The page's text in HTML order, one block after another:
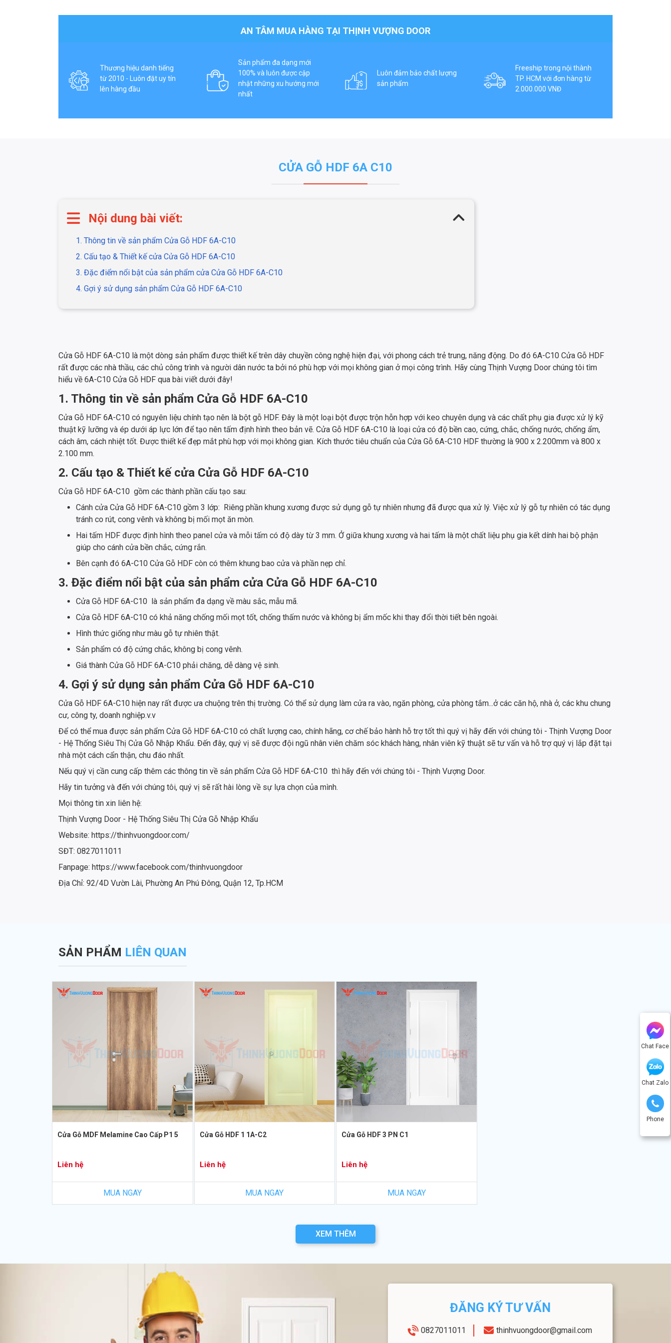
Chat Face
Chat Zalo
Phone
AN TÂM MUA HÀNG TẠI THỊNH VƯỢNG DOOR
Thương hiệu danh tiếng
từ 2010 - Luôn đặt uy tín
lên hàng đầu
Sản phẩm đa dạng mới
100% và luôn được cập
nhật những xu hướng mới
nhất
Luôn đảm bảo chất lượng
sản phẩm
Freeship trong nội thành
TP. HCM với đơn hàng từ
2.000.000 VNĐ
CỬA GỖ HDF 6A C10
Nội dung bài viết:
1. Thông tin về sản phẩm Cửa Gỗ HDF 6A-C10
2. Cấu tạo & Thiết kế cửa Cửa Gỗ HDF 6A-C10
3. Đặc điểm nổi bật của sản phẩm cửa Cửa Gỗ HDF 6A-C10
4. Gợi ý sử dụng sản phẩm Cửa Gỗ HDF 6A-C10
Cửa Gỗ HDF 6A-C10 là một dòng sản phẩm được thiết kế trên dây chuyền công nghệ hiện đại, với phong cách trẻ trung, năng động. Do đó 6A-C10 Cửa Gỗ HDF
rất được các nhà thầu, các chủ công trình và người dân nước ta bởi nó phù hợp với mọi không gian ở mọi công trình. Hãy cùng Thịnh Vượng Door chúng tôi tìm
hiểu về 6A-C10 Cửa Gỗ HDF qua bài viết dưới đây!
1. Thông tin về sản phẩm Cửa Gỗ HDF 6A-C10
Cửa Gỗ HDF 6A-C10 có nguyên liệu chính tạo nên là bột gỗ HDF. Đây là một loại bột được trộn hỗn hợp với keo chuyên dụng và các chất phụ gia được xử lý kỹ
thuật kỹ lưỡng và ép dưới áp lực lớn để tạo nên tấm định hình theo bản vẽ. Cửa Gỗ HDF 6A-C10 là loại cửa có độ bền cao, cứng, chắc, chống nước, chống ẩm,
cách âm, cách nhiệt tốt. Được thiết kế đẹp mắt phù hợp với mọi không gian. Kích thước tiêu chuẩn của Cửa Gỗ 6A-C10 HDF thường là 900 x 2.200mm và 800 x
2.100 mm.
2. Cấu tạo & Thiết kế cửa Cửa Gỗ HDF 6A-C10
Cửa Gỗ HDF 6A-C10 gồm các thành phần cấu tạo sau:
Cánh cửa Cửa Gỗ HDF 6A-C10 gồm 3 lớp: Riêng phần khung xương được sử dụng gỗ tự nhiên nhưng đã được qua xử lý. Việc xử lý gỗ tự nhiên có tác dụng
tránh co rút, cong vênh và không bị mối mọt ăn mòn.
Hai tấm HDF được định hình theo panel cửa và mỗi tấm có độ dày từ 3 mm. Ở giữa khung xương và hai tấm là một chất liệu phụ gia kết dính hai bộ phận
giúp cho cánh cửa bền chắc, cứng rắn.
Bên cạnh đó 6A-C10 Cửa Gỗ HDF còn có thêm khung bao cửa và phần nẹp chỉ.
3. Đặc điểm nổi bật của sản phẩm cửa Cửa Gỗ HDF 6A-C10
Cửa Gỗ HDF 6A-C10 là sản phẩm đa dạng về màu sắc, mẫu mã.
Cửa Gỗ HDF 6A-C10 có khả năng chống mối mọt tốt, chống thấm nước và không bị ẩm mốc khi thay đổi thời tiết bên ngoài.
Hình thức giống như màu gỗ tự nhiên thật.
Sản phẩm có độ cứng chắc, không bị cong vênh.
Giá thành Cửa Gỗ HDF 6A-C10 phải chăng, dễ dàng vệ sinh.
4. Gợi ý sử dụng sản phẩm Cửa Gỗ HDF 6A-C10
Cửa Gỗ HDF 6A-C10 hiện nay rất được ưa chuộng trên thị trường. Có thể sử dụng làm cửa ra vào, ngăn phòng, cửa phòng tắm...ở các căn hộ, nhà ở, các khu chung
cư, công ty, doanh nghiệp.v.v
Để có thể mua được sản phẩm Cửa Gỗ HDF 6A-C10 có chất lượng cao, chính hãng, cơ chế bảo hành hỗ trợ tốt thì quý vị hãy đến với chúng tôi - Thịnh Vượng Door
- Hệ Thống Siêu Thị Cửa Gỗ Nhập Khẩu. Đến đây, quý vị sẽ được đội ngũ nhân viên chăm sóc khách hàng, nhân viên kỹ thuật sẽ tư vấn và hỗ trợ quý vị lắp đặt tại
nhà một cách cẩn thận, chu đáo nhất.
Nếu quý vị cần cung cấp thêm các thông tin về sản phẩm Cửa Gỗ HDF 6A-C10 thì hãy đến với chúng tôi - Thịnh Vượng Door.
Hãy tin tưởng và đến với chúng tôi, quý vị sẽ rất hài lòng về sự lựa chọn của mình.
Mọi thông tin xin liên hệ:
Thịnh Vượng Door - Hệ Thống Siêu Thị Cửa Gỗ Nhập Khẩu
Website: https://thinhvuongdoor.com/
SĐT: 0827011011
Fanpage: https://www.facebook.com/thinhvuongdoor
Địa Chỉ: 92/4D Vườn Lài, Phường An Phú Đông, Quận 12, Tp.HCM
SẢN PHẨM LIÊN QUAN
Cửa Gỗ MDF Melamine Cao Cấp P1 5
Liên hệ
MUA NGAY
Cửa Gỗ HDF 1 1A-C2
Liên hệ
MUA NGAY
Cửa Gỗ HDF 3 PN C1
Liên hệ
MUA NGAY
XEM THÊM
ĐĂNG KÝ TƯ VẤN
0827011011 thinhvuongdoor@gmail.com